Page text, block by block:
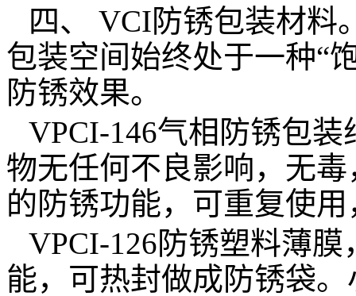
四、
VCI防锈包装材料
包装空间始终处于一种“
防锈效果。
VPCI-146气相防锈包装
物无任何不良影响，无
的防锈功能，可重复使
VPCI-126防锈塑料薄
能，可热封做成防锈袋。